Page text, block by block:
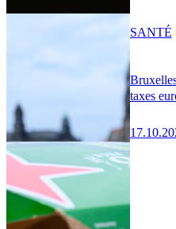
taxes
SANTÉ